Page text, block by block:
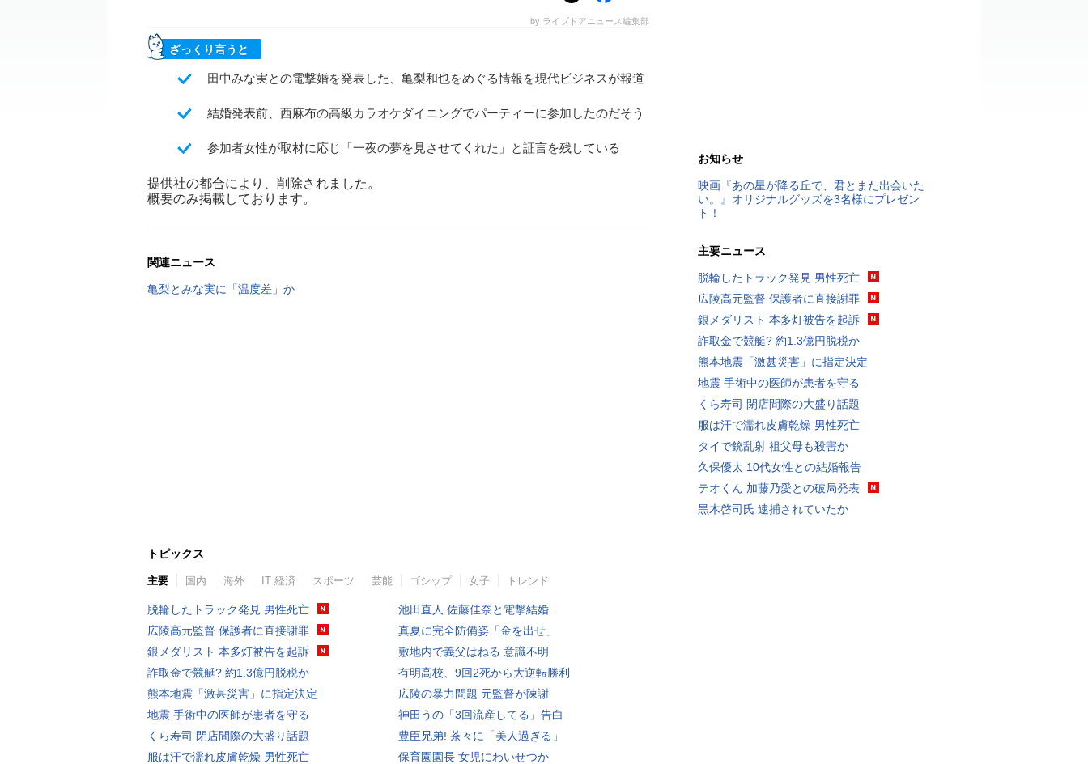
by ライブドアニュース編集部
ざっくり言うと
田中みな実との電撃婚を発表した、亀梨和也をめぐる情報を現代ビジネスが報道
結婚発表前、西麻布の高級カラオケダイニングでパーティーに参加したのだそう
参加者女性が取材に応じ「一夜の夢を見させてくれた」と証言を残している
提供社の都合により、削除されました。
概要のみ掲載しております。
関連ニュース
亀梨とみな実に「温度差」か
トピックス
主要 国内 海外 IT 経済 スポーツ 芸能 ゴシップ 女子 トレンド
脱輪したトラック発見 男性死亡
広陵高元監督 保護者に直接謝罪
銀メダリスト 本多灯被告を起訴
詐取金で競艇? 約1.3億円脱税か
熊本地震「激甚災害」に指定決定
地震 手術中の医師が患者を守る
くら寿司 閉店間際の大盛り話題
服は汗で濡れ皮膚乾燥 男性死亡
池田直人 佐藤佳奈と電撃結婚
真夏に完全防備姿「金を出せ」
敷地内で義父はねる 意識不明
有明高校、9回2死から大逆転勝利
広陵の暴力問題 元監督が陳謝
神田うの「3回流産してる」告白
豊臣兄弟! 茶々に「美人過ぎる」
保育園園長 女児にわいせつか
お知らせ
映画『あの星が降る丘で、君とまた出会いた
い。』オリジナルグッズを3名様にプレゼン
ト！
主要ニュース
脱輪したトラック発見 男性死亡
広陵高元監督 保護者に直接謝罪
銀メダリスト 本多灯被告を起訴
詐取金で競艇? 約1.3億円脱税か
熊本地震「激甚災害」に指定決定
地震 手術中の医師が患者を守る
くら寿司 閉店間際の大盛り話題
服は汗で濡れ皮膚乾燥 男性死亡
タイで銃乱射 祖父母も殺害か
久保優太 10代女性との結婚報告
テオくん 加藤乃愛との破局発表
黒木啓司氏 逮捕されていたか